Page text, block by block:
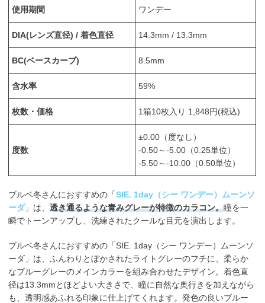
使用期間 ワンデー
DIA(レンズ直径) / 着色直径 14.3mm / 13.3mm
BC(ベースカーブ) 8.5mm
含水率 59%
枚数・価格 1箱10枚入り 1,848円(税込)
度数
±0.00（度なし）
-0.50～-5.00（0.25単位）
-5.50～-10.00（0.50単位）
ブルベ冬さんにおすすめの「SIE. 1day（シー ワンデー）ムーンソ
ーダ」は、透き通るような青みグレーが特徴のカラコン。瞳を一
瞬でトーンアップし、洗練されたクールな目元を演出します。
ブルベ冬さんにおすすめの「SIE. 1day（シー ワンデー）ムーンソ
ーダ」は、ふんわりとぼかされたライトグレーのフチに、柔らか
なブルーグレーのメインカラーを組み合わせたデザイン。着色直
径は13.3mmとほどよい大きさで、瞳に自然な奥行きを加えながら
も、透明感あふれる印象に仕上げてくれます。発色の良いブルー